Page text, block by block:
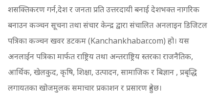
शसक्तिकरण गर्न,देश र जनता प्रति उत्तरदायी बनाई देशभक्त नागरिक
बनाउन कञ्चन सूचना तथा संचार केन्द्र द्वारा संचालित अनलाइन डिजिटल
पत्रिका कञ्चन खवर डटकम (Kanchankhabar.com) हो। यस
अनलाईन पत्रिका मार्फत राष्ट्रिय तथा अन्तराष्ट्रिय स्तरका राजनैतिक,
आर्थिक, खेलकुद, कृषि, शिक्षा, उत्पादन, सामाजिक र बिज्ञान , प्रबृद्धि
लगायतका खोजमुलक समाचार प्रकाशन र प्रसारण हुनेछ।